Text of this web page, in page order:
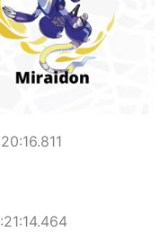
ッズ、流石に一線を越
過ぎてつまらない」←合
いう時にどこに建てるの
ｗｗｗ